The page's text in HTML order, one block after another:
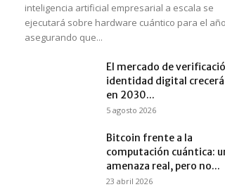
inteligencia artificial empresarial a escala se
ejecutará sobre hardware cuántico para el
asegurando que...
El mercado de
identidad digital
en 2030...
5 agosto 2026
Bitcoin frente a la
computación cuántica:
amenaza real, pero no...
23 abril 2026